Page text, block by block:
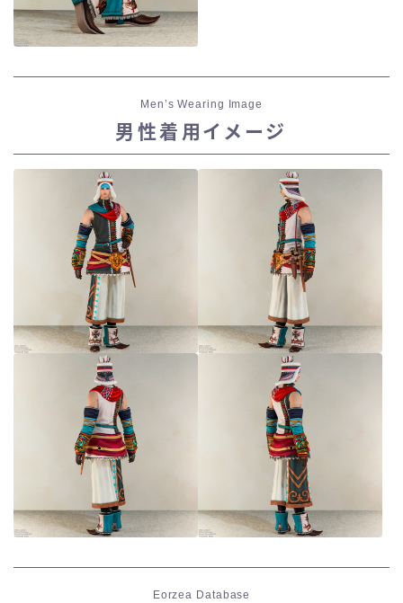
Men’s Wearing Image
男性着用イメージ
Eorzea Database